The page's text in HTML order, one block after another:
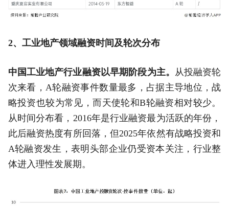
2、工业地产领域融资时间及轮次分布
中国工业地产行业融资以早期阶段为主。
从投融资轮
次来看，A轮融资事件数量最多，占据主导地位，战
略投资也较为常见，而天使轮和B轮融资相对较少。
从时间分布看，2016年是行业融资最为活跃的年份，
此后融资热度有所回落，但2025年依然有战略投资和
A轮融资发生，表明头部企业仍受资本关注，行业整
体进入理性发展期。